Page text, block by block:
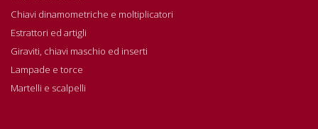
Chiavi dinamometriche e moltiplicatori
Estrattori ed artigli
Giraviti, chiavi maschio ed inserti
Lampade e torce
Martelli e scalpelli